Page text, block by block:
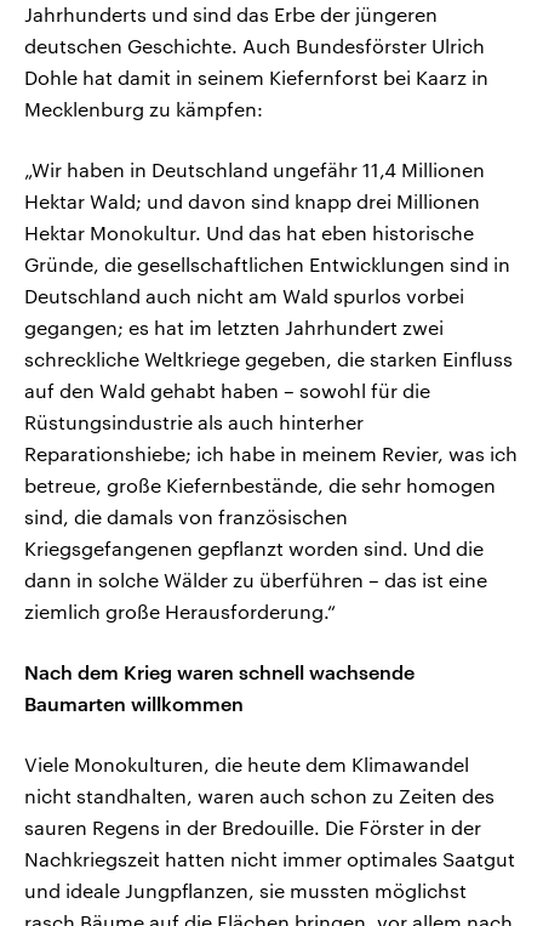
Jahrhunderts und sind das Erbe der jüngeren
deutschen Geschichte. Auch Bundesförster Ulrich
Dohle hat damit in seinem Kiefernforst bei Kaarz in
Mecklenburg zu kämpfen:
„Wir haben in Deutschland ungefähr 11,4 Millionen
Hektar Wald; und davon sind knapp drei Millionen
Hektar Monokultur. Und das hat eben historische
Gründe, die gesellschaftlichen Entwicklungen sind in
Deutschland auch nicht am Wald spurlos vorbei
gegangen; es hat im letzten Jahrhundert zwei
schreckliche Weltkriege gegeben, die starken Einfluss
auf den Wald gehabt haben – sowohl für die
Rüstungsindustrie als auch hinterher
Reparationshiebe; ich habe in meinem Revier, was ich
betreue, große Kiefernbestände, die sehr homogen
sind, die damals von französischen
Kriegsgefangenen gepflanzt worden sind. Und die
dann in solche Wälder zu überführen – das ist eine
ziemlich große Herausforderung.“
Nach dem Krieg waren schnell wachsende
Baumarten willkommen
Viele Monokulturen, die heute dem Klimawandel
nicht standhalten, waren auch schon zu Zeiten des
sauren Regens in der Bredouille. Die Förster in der
Nachkriegszeit hatten nicht immer optimales Saatgut
und ideale Jungpflanzen, sie mussten möglichst